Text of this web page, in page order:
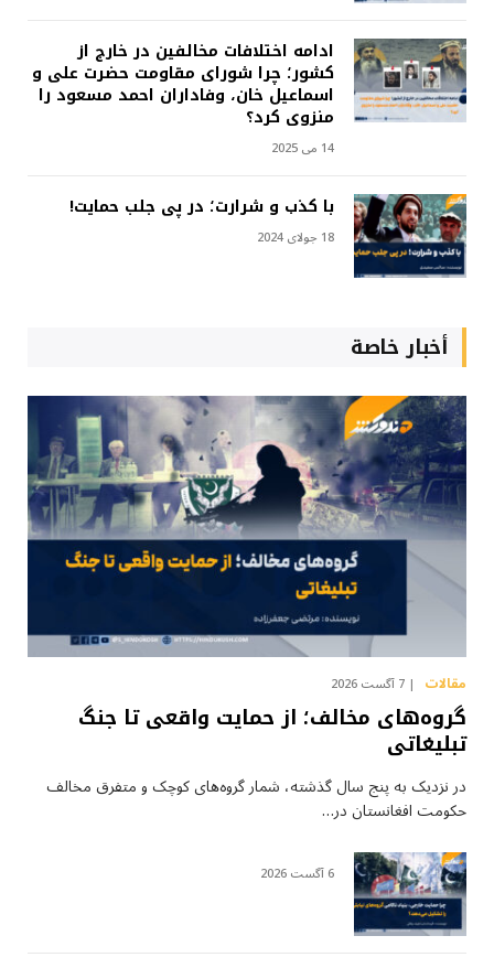
ادامه اختلافات مخالفین در خارج از
کشور؛ چرا شورای مقاومت حضرت علی و
اسماعیل خان، وفاداران احمد مسعود را
منزوی کرد؟
14 می 2025
با کذب و شرارت؛ در پی جلب حمایت!
18 جولای 2024
أخبار خاصة
مقالات 7 آگست 2026
گروه‌های مخالف؛ از حمایت واقعی تا جنگ
تبلیغاتی
در نزدیک به پنج سال گذشته، شمار گروه‌های کوچک و متفرق مخالف
حکومت افغانستان در…
6 آگست 2026